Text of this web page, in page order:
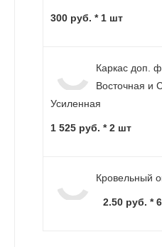
300 руб. * 1 шт
Каркас доп.
Восточная и
Усиленная
1 525 руб. * 2 шт
Кровельный
2.50 руб. *